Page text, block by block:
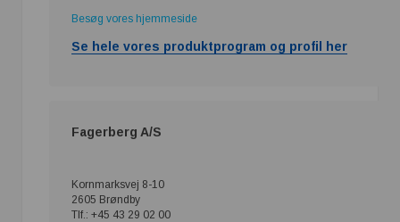
Besøg vores hjemmeside
Se hele vores produktprogram og profil her
Fagerberg A/S
Kornmarksvej 8-10
2605 Brøndby
Tlf.: +45 43 29 02 00